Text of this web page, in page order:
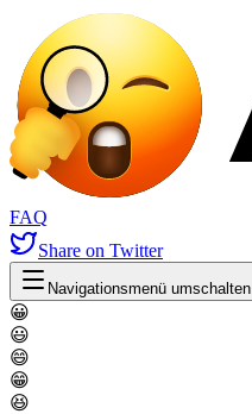
FAQ
Share on Twitter
Navigationsmenü umschalten
😀
😃
😄
😁
😆